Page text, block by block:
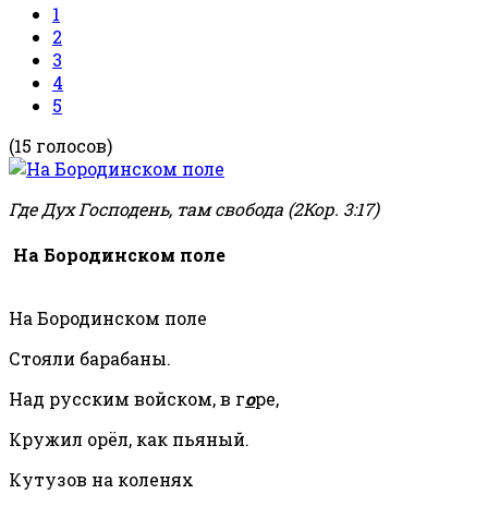
1
2
3
4
5
(15 голосов)
Где Дух Господень, там свобода (2Кор. 3:17)
На Бородинском поле
На Бородинском поле
Стояли барабаны.
Над русским войском, в горе,
Кружил орёл, как пьяный.
Кутузов на коленях